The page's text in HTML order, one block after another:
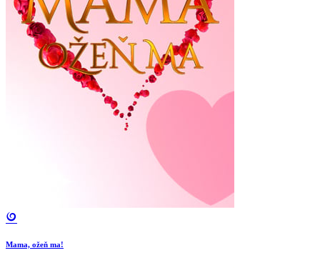
Mama, ožeň ma!